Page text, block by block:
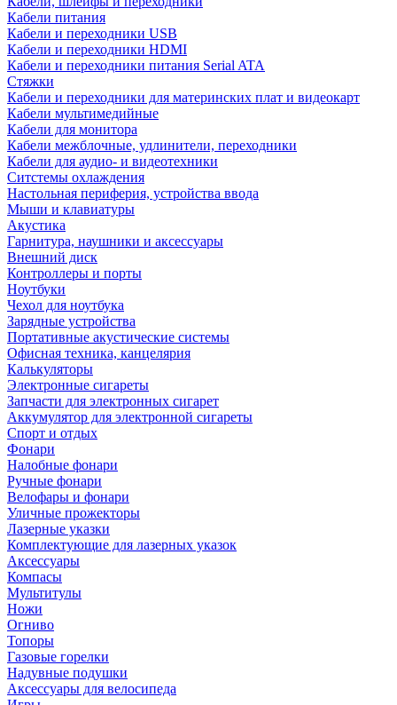
Кабели питания
Кабели и переходники USB
Кабели и переходники HDMI
Кабели и переходники питания Serial ATA
Стяжки
Кабели и переходники для материнских плат и видеокарт
Кабели мультимедийные
Кабели для монитора
Кабели межблочные, удлинители, переходники
Кабели для аудио- и видеотехники
Ситстемы охлаждения
Настольная периферия, устройства ввода
Мыши и клавиатуры
Акустика
Гарнитура, наушники и аксессуары
Внешний диск
Контроллеры и порты
Ноутбуки
Чехол для ноутбука
Зарядные устройства
Портативные акустические системы
Офисная техника, канцелярия
Калькуляторы
Электронные сигареты
Запчасти для электронных сигарет
Аккумулятор для электронной сигареты
Спорт и отдых
Фонари
Налобные фонари
Ручные фонари
Велофары и фонари
Уличные прожекторы
Лазерные указки
Комплектующие для лазерных указок
Аксессуары
Компасы
Мультитулы
Ножи
Огниво
Топоры
Газовые горелки
Надувные подушки
Аксессуары для велосипеда